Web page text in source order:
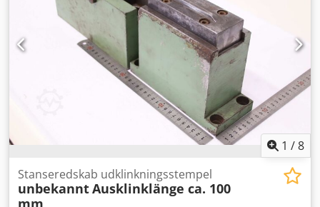
1 /8
Stanseredskab udklinkningsstempel
unbekanntAusklinklänge ca. 100
mm